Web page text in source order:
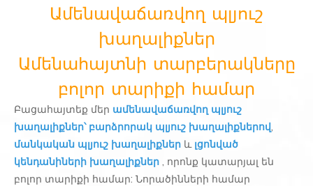
Ամենավաճառվող պլյուշ
խաղալիքներ
Ամենահայտնի տարբերակները
բոլոր տարիքի համար
Բացահայտեք մեր ամենավաճառվող պլյուշ
խաղալիքներ՝ բարձրորակ պլյուշ խաղալիքներով,
մանկական պլյուշ խաղալիքներ և լցոնված
կենդանիների խաղալիքներ , որոնք կատարյալ են
բոլոր տարիքի համար: Նորածինների համար